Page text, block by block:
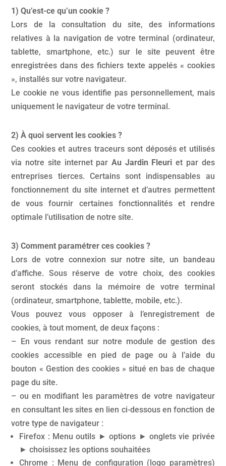
1) Qu’est-ce qu’un cookie ?
Lors de la consultation du site, des informations
relatives à la navigation de votre terminal (ordinateur,
tablette, smartphone, etc.) sur le site peuvent être
enregistrées dans des fichiers texte appelés « cookies
», installés sur votre navigateur.
Le cookie ne vous identifie pas personnellement, mais
uniquement le navigateur de votre terminal.
2) À quoi servent les cookies ?
Ces cookies et autres traceurs sont déposés et utilisés
via notre site internet par Au Jardin Fleuri et par des
entreprises tierces. Certains sont indispensables au
fonctionnement du site internet et d’autres permettent
de vous fournir certaines fonctionnalités et rendre
optimale l’utilisation de notre site.
3) Comment paramétrer ces cookies ?
Lors de votre connexion sur notre site, un bandeau
d’affiche. Sous réserve de votre choix, des cookies
seront stockés dans la mémoire de votre terminal
(ordinateur, smartphone, tablette, mobile, etc.).
Vous pouvez vous opposer à l’enregistrement de
cookies, à tout moment, de deux façons :
– En vous rendant sur notre module de gestion des
cookies accessible en pied de page ou à l’aide du
bouton « Gestion des cookies » situé en bas de chaque
page du site.
– ou en modifiant les paramètres de votre navigateur
en consultant les sites en lien ci-dessous en fonction de
votre type de navigateur :
Firefox : Menu outils ► options ► onglets vie privée
► choisissez les options souhaitées
Chrome : Menu de configuration (logo paramètres)